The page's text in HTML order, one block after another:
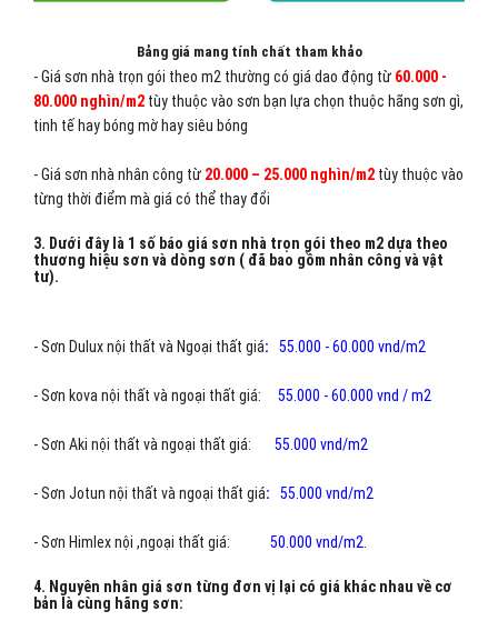
Bảng giá mang tính chất tham khảo
- Giá sơn nhà trọn gói theo m2 thường có giá dao động từ 60.000 -
80.000 nghìn/m2 tùy thuộc vào sơn bạn lựa chọn thuộc hãng sơn gì,
tinh tế hay bóng mờ hay siêu bóng
- Giá sơn nhà nhân công từ 20.000 – 25.000 nghìn/m2 tùy thuộc vào
từng thời điểm mà giá có thể thay đổi
3. Dưới đây là 1 số báo giá sơn nhà trọn gói theo m2 dựa theo
thương hiệu sơn và dòng sơn ( đã bao gồm nhân công và vật
tư).
-Sơn Dulux nội thất và Ngoại thất giá: 55.000 - 60.000 vnd/m2
- Sơn kova nội thất và ngoại thất giá: 55.000 - 60.000 vnd / m2
- Sơn Aki nội thất và ngoại thất giá: 55.000 vnd/m2
- Sơn Jotun nội thất và ngoại thất giá: 55.000 vnd/m2
- Sơn Himlex nội ,ngoại thất giá: 50.000 vnd/m2.
4. Nguyên nhân giá sơn từng đơn vị lại có giá khác nhau về cơ
bản là cùng hãng sơn: